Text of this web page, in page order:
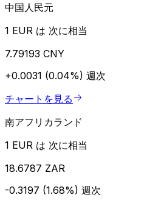
中国人民元
1 EUR は 次に相当
7.79193 CNY
+0.0031 (0.04%) 週次
チャートを見る
南アフリカランド
1 EUR は 次に相当
18.6787 ZAR
-0.3197 (1.68%) 週次